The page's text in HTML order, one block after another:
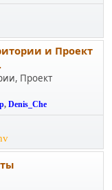
и Проект
Проект
, Denis_Che